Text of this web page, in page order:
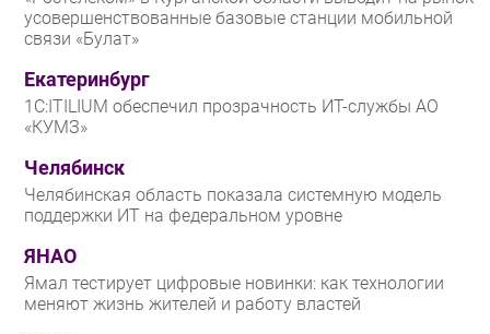
усовершенствованные базовые станции мобильной
связи «Булат»
Екатеринбург
1С:ITILIUM обеспечил прозрачность ИТ-службы АО
«КУМЗ»
Челябинск
Челябинская область показала системную модель
поддержки ИТ на федеральном уровне
ЯНАО
Ямал тестирует цифровые новинки: как технологии
меняют жизнь жителей и работу властей